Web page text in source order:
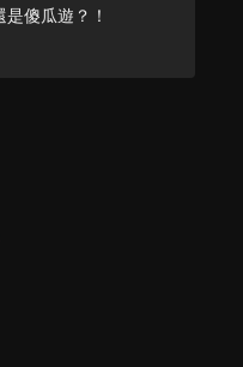
是傻瓜遊？！
小心！你家也是這樣